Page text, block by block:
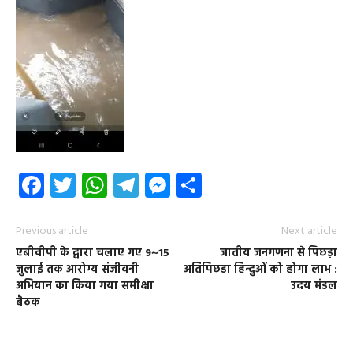
Facebook
Twitter
WhatsApp
Telegram
Messenger
Previous article
एबीवीपी के द्वारा चलाए गए 9~15
जुलाई तक आरोग्य संजीवनी
अभियान का किया गया समीक्षा
बैठक
Next article
जातीय जनगणना से पिछड़ा
अतिपिछडा हिन्दुओं को होगा लाभ :
उदय मंडल